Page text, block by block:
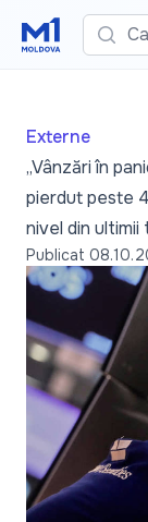
Caută
Externe
„Vânzări în
pierdut peste
nivel din ultimii
Publicat